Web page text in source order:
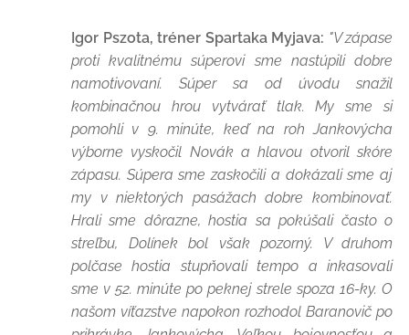
Igor Pszota, tréner Spartaka Myjava: "V zápase
proti kvalitnému súperovi sme nastúpili dobre
namotivovaní. Súper sa od úvodu snažil
kombinačnou hrou vytvárať tlak. My sme si
pomohli v 9. minúte, keď na roh Jankovýcha
výborne vyskočil Novák a hlavou otvoril skóre
zápasu. Súpera sme zaskočili a dokázali sme aj
my v niektorých pasážach dobre kombinovať.
Hrali sme dôrazne, hostia sa pokúšali často o
streľbu, Dolínek bol však pozorný. V druhom
polčase hostia stupňovali tempo a inkasovali
sme v 52. minúte po peknej strele spoza 16-ky. O
našom víťazstve napokon rozhodol Baranovič po